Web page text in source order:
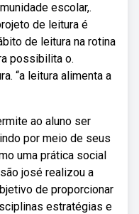
escolar,.
de leitura é
de leitura na rotina
possibilita o.
“a leitura alimenta a
ao aluno ser
por meio de seus
uma prática social
josé realizou a
de proporcionar
estratégias e